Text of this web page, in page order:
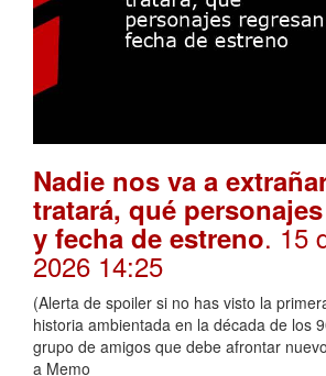
Nadie nos va a
tratará, qué
y fecha de estreno. 15
2026 14:25
(Alerta de spoiler si no has visto la
historia ambientada en la década de los
grupo de amigos que debe afrontar
a Memo